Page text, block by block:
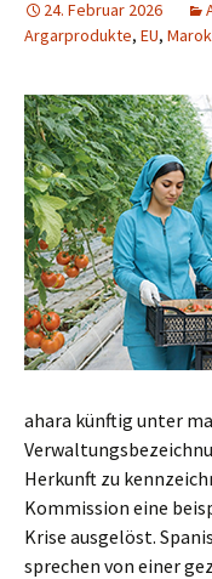
24. Februar 2026
Argarprodukte, EU,
ahara künftig unter
Herkunft zu
Kommission eine
Krise ausgelöst.
sprechen von einer